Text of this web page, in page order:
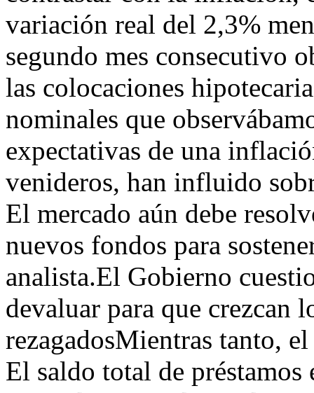
variación real del 2,3%
segundo mes consecutivo
las colocaciones
nominales que
expectativas de una
venideros, han influido
El mercado aún debe
nuevos fondos para
analista.El Gobierno
devaluar para que crezcan
rezagadosMientras tanto,
El saldo total de préstamos